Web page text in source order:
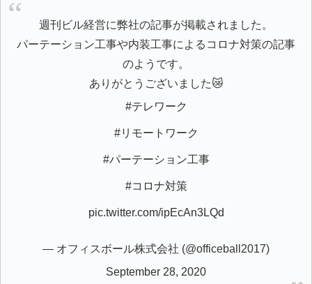
週刊ビル経営に弊社の記事が掲載されました。
パーテーション工事や内装工事によるコロナ対策の記事
のようです。
ありがとうございました😿
#テレワーク
#リモートワーク
#パーテーション工事
#コロナ対策
pic.twitter.com/ipEcAn3LQd
— オフィスボール株式会社 (@officeball2017)
September 28, 2020